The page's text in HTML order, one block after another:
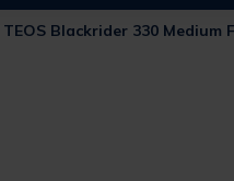
Blackrider 330 Medium